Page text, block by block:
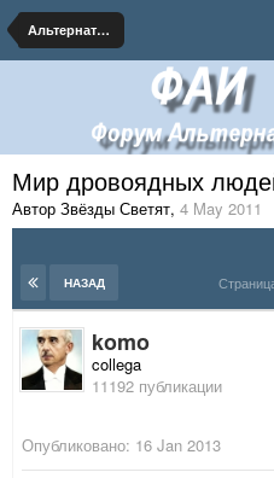
Альтернативная Биология
Мир дровоядных
Автор Звёзды Светят, 4 May 2011
НАЗАД
komo
collega
11192 публикации
Опубликовано: 16 Jan 2013